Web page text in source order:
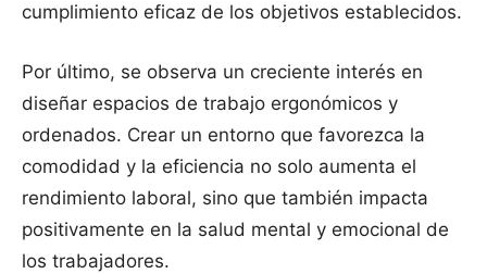
cumplimiento eficaz de los objetivos establecidos.
Por último, se observa un creciente interés en
diseñar espacios de trabajo ergonómicos y
ordenados. Crear un entorno que favorezca la
comodidad y la eficiencia no solo aumenta el
rendimiento laboral, sino que también impacta
positivamente en la salud mental y emocional de
los trabajadores.